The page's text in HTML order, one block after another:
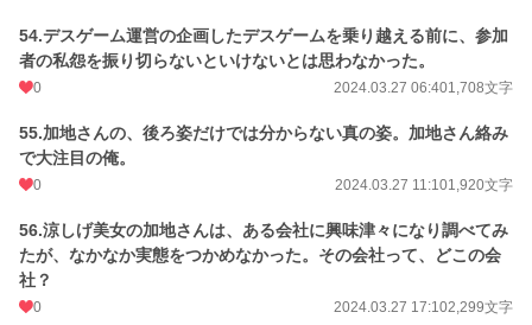
54.デスゲーム運営の企画したデスゲームを乗り越える前に、参加
者の私怨を振り切らないといけないとは思わなかった。
0 2024.03.27 06:401,708文字
55.加地さんの、後ろ姿だけでは分からない真の姿。加地さん絡み
で大注目の俺。
0 2024.03.27 11:101,920文字
56.涼しげ美女の加地さんは、ある会社に興味津々になり調べてみ
たが、なかなか実態をつかめなかった。その会社って、どこの会
社？
0 2024.03.27 17:102,299文字